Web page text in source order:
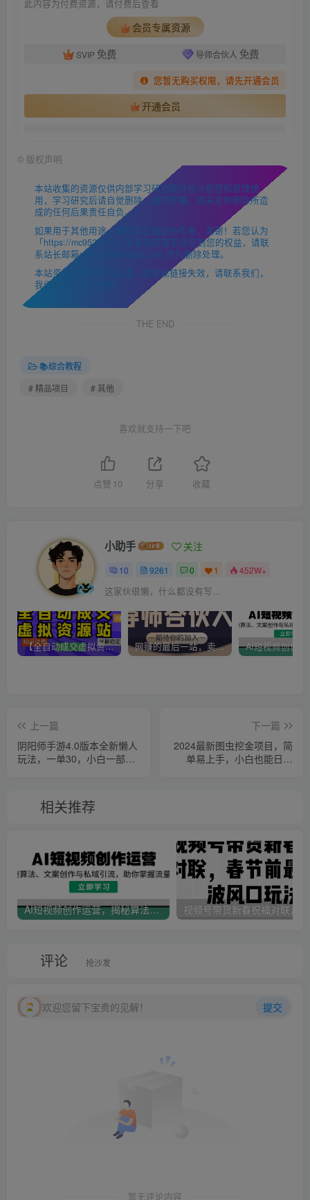
此内容为付费资源，请付费后查看
会员专属资源
SVIP 免费 导师合伙人 免费
您暂无购买权限，请先开通会员
开通会员
© 版权声明
本站收集的资源仅供内部学习研究软件设计思想和原理使
用，学习研究后请自觉删除，请勿传播，因未及时删除所造
成的任何后果责任自负。
如果用于其他用途，请购买正版支持作者，谢谢！若您认为
「https://mc9527.cn/」发布的内容若侵犯到您的权益，请联
系站长邮箱:907146180@qq.com 进行删除处理。
本站资源大多存储在云盘，如发现链接失效，请联系我们，
我们会第一时间更新。
THE END
📚综合教程
# 精品项目
# 其他
喜欢就支持一下吧
点赞 10 分享 收藏
小助手 关注
10 9261 0 1 452W+
这家伙很懒，什么都没有写...
【全自动成交虚拟资源站】站长唯一陪跑项目！月入10W+~长期稳定~ 网赚的最后一站，卖项目！做网赚顶级猎食者~
上一篇
阴阳师手游4.0版本全新懒人
玩法，一单30，小白一部手
下一篇
2024最新图虫挖金项目，简
单易上手，小白也能日入
相关推荐
AI短视频创作运营，揭秘算法、文案创作与私域引流，助你掌握流量密码
评论 抢沙发
欢迎您留下宝贵的见解！ 提交
暂无评论内容